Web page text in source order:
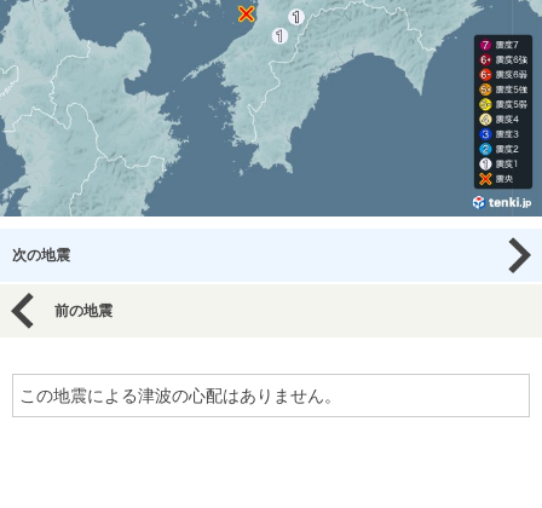
次の地震
前の地震
この地震による津波の心配はありません。